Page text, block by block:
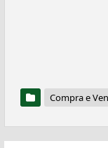
Compra e